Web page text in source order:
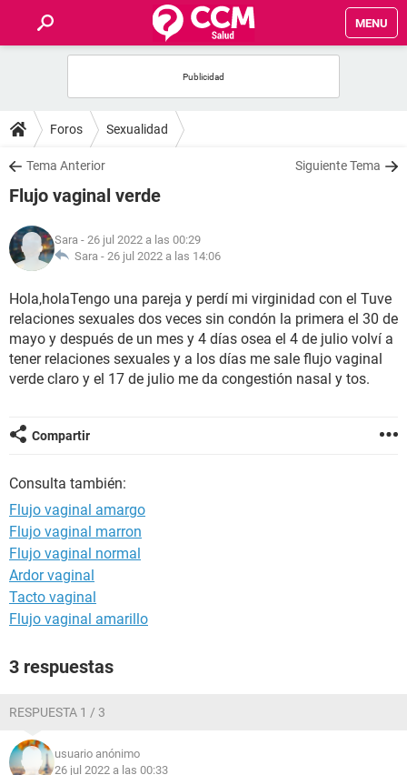
MENU
FOROS
SALUD
FAMILIA
NUTRICIÓN
BIENESTAR
SEXUALIDAD
Foros Sexualidad
Tema Anterior Siguiente Tema
Flujo vaginal verde
Sara - 26 jul 2022 a las 00:29
Sara - 26 jul 2022 a las 14:06
Hola,holaTengo una pareja y perdí mi virginidad con el Tuve
relaciones sexuales dos veces sin condón la primera el 30 de
mayo y después de un mes y 4 días osea el 4 de julio volví a
tener relaciones sexuales y a los días me sale flujo vaginal
verde claro y el 17 de julio me da congestión nasal y tos.
Compartir
Consulta también:
Flujo vaginal amargo
Flujo vaginal marron
Flujo vaginal normal
Ardor vaginal
Tacto vaginal
Flujo vaginal amarillo
3 respuestas
RESPUESTA 1 / 3
usuario anónimo
26 jul 2022 a las 00:33